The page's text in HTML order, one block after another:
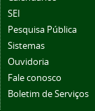
SEI
Pesquisa Pública
Sistemas
Ouvidoria
Fale conosco
Boletim de Serviços